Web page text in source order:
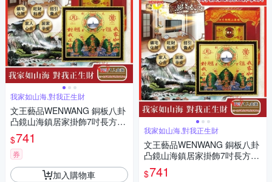
我家如山海,對我正生財
文王藝品WENWANG 銅板八卦
凸鏡山海鎮居家掛飾7吋長方形
1組
$741
券
加入購物車
我家如山海,對我正生財
文王藝品WENWANG 銅板八卦
凸鏡山海鎮居家掛飾7吋長方形
1組
$741